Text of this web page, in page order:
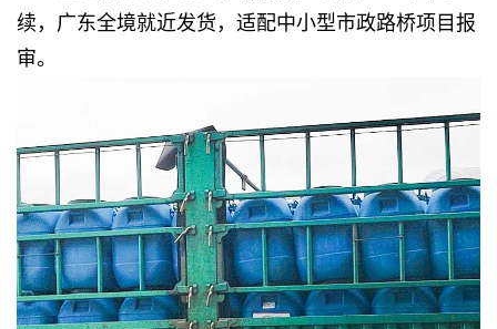
续，广东全境就近发货，适配中小型市政路桥项目报
审。